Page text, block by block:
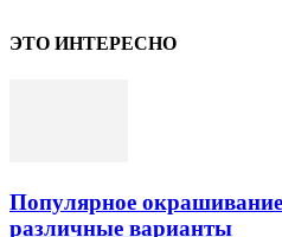
ЭТО ИНТЕРЕСНО
Популярное
различные варианты